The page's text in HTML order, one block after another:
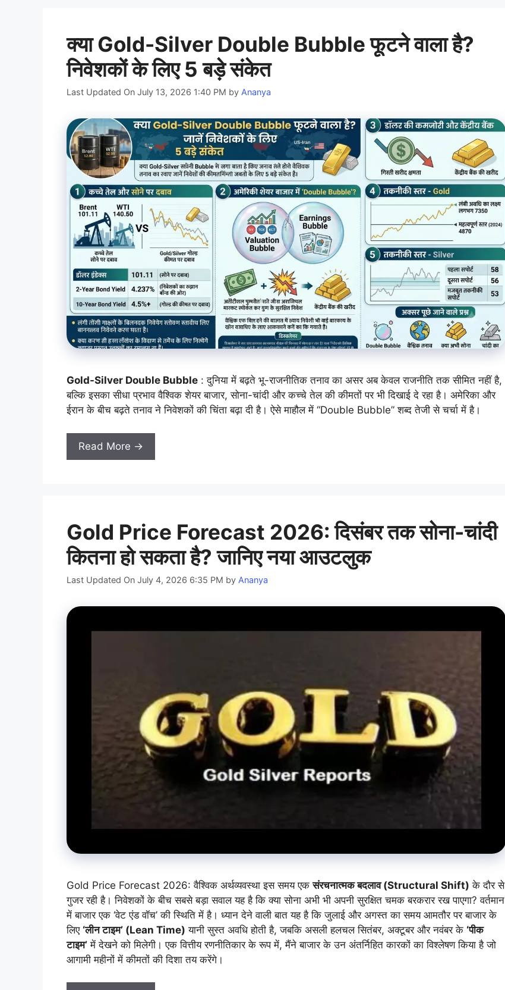
क्या Gold-Silver Double Bubble फूटने वाला है?
निवेशकों के लिए 5 बड़े संकेत
Last Updated On July 13, 2026 1:40 PM by Ananya
Gold-Silver Double Bubble : दुनिया में बढ़ते भू-राजनीतिक तनाव का असर अब केवल राजनीति तक सीमित नहीं है,
बल्कि इसका सीधा प्रभाव वैश्विक शेयर बाजार, सोना-चांदी और कच्चे तेल की कीमतों पर भी दिखाई दे रहा है। अमेरिका और
ईरान के बीच बढ़ते तनाव ने निवेशकों की चिंता बढ़ा दी है। ऐसे माहौल में “Double Bubble” शब्द तेजी से चर्चा में है।
Read More →
Gold Price Forecast 2026: दिसंबर तक सोना-चांदी
कितना हो सकता है? जानिए नया आउटलुक
Last Updated On July 4, 2026 6:35 PM by Ananya
Gold Price Forecast 2026: वैश्विक अर्थव्यवस्था इस समय एकसंरचनात्मक बदलाव (Structural Shift) के दौर से
गुजर रही है। निवेशकों के बीच सबसे बड़ा सवाल यह है कि क्या सोना अभी भी अपनी सुरक्षित चमक बरकरार रख पाएगा? वर्तमान
में बाजार एक ‘वेट एंड वॉच’ की स्थिति में है। ध्यान देने वाली बात यह है कि जुलाई और अगस्त का समय आमतौर पर बाजार के
लिए ‘लीन टाइम’ (Lean Time) यानी सुस्त अवधि होती है, जबकि असली हलचल सितंबर, अक्टूबर और नवंबर के ‘पीक
टाइम’ में देखने को मिलेगी। एक वित्तीय रणनीतिकार के रूप में, मैंने बाजार के उन अंतर्निहित कारकों का विश्लेषण किया है जो
आगामी महीनों में कीमतों की दिशा तय करेंगे।